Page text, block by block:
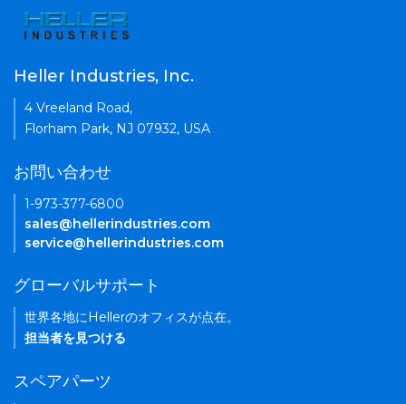
Heller Industries, Inc.
4 Vreeland Road,
Florham Park, NJ 07932, USA
お問い合わせ
1-973-377-6800
sales@hellerindustries.com
service@hellerindustries.com
グローバルサポート
世界各地にHellerのオフィスが点在。
担当者を見つける
スペアパーツ